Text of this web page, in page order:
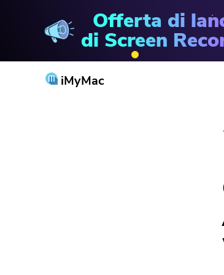
Offerta di
di Screen
iMyMac
PowerMyMac